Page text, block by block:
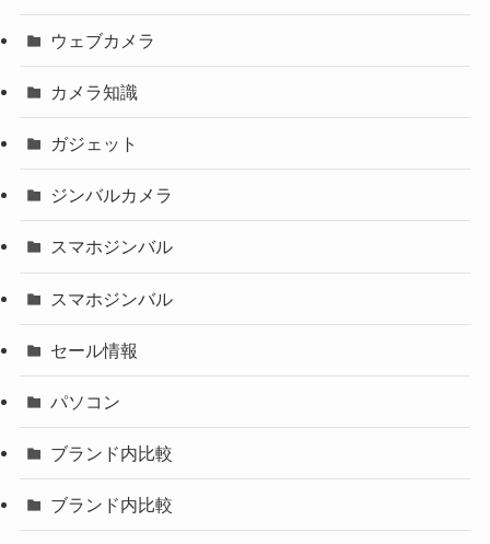
ウェブカメラ
カメラ知識
ガジェット
ジンバルカメラ
スマホジンバル
スマホジンバル
セール情報
パソコン
ブランド内比較
ブランド内比較